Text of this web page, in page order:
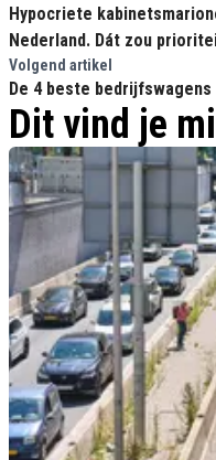
Hypocriete
Nederland. Dát zou
Volgend artikel
De 4 beste
Dit vind je